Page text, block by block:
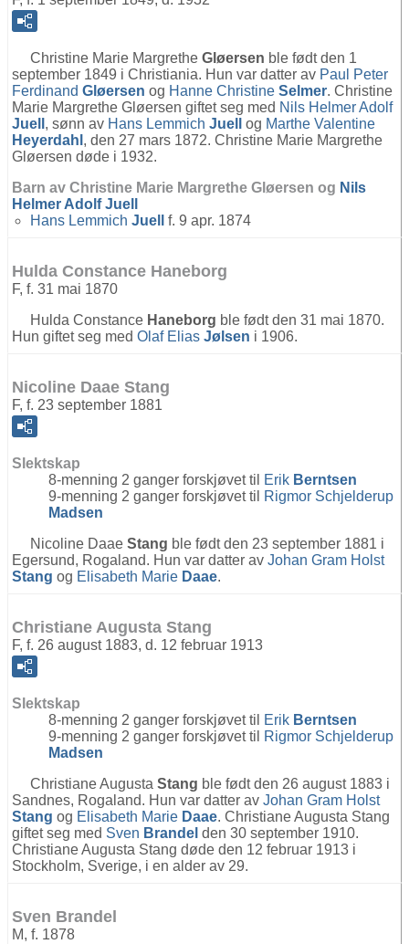
Christine Marie Margrethe Gløersen ble født den 1
september 1849 i Christiania. Hun var datter av Paul Peter
Ferdinand Gløersen og Hanne Christine Selmer. Christine
Marie Margrethe Gløersen giftet seg med Nils Helmer Adolf
Juell , sønn av Hans Lemmich Juell og Marthe Valentine
Heyerdahl , den 27 mars 1872. Christine Marie Margrethe
Gløersen døde i 1932.
Barn av Christine Marie Margrethe Gløersen og Nils
Helmer AdolfJuell
Hans Lemmich Juell f. 9 apr. 1874
Hulda Constance Haneborg
F, f. 31 mai 1870
Hulda Constance Haneborg ble født den 31 mai 1870.
Hun giftet seg med Olaf Elias Jølsen i 1906.
Nicoline Daae Stang
F, f. 23 september 1881
Slektskap
8-menning 2 ganger forskjøvet til
Erik Berntsen
9-menning 2 ganger forskjøvet til
Rigmor Schjelderup
Madsen
Nicoline Daae Stang ble født den 23 september 1881 i
Egersund, Rogaland. Hun var datter av Johan Gram Holst
Stang og Elisabeth Marie Daae.
Christiane Augusta Stang
F, f. 26 august 1883, d. 12 februar 1913
Slektskap
8-menning 2 ganger forskjøvet til
Erik Berntsen
9-menning 2 ganger forskjøvet til
Rigmor Schjelderup
Madsen
Christiane Augusta Stang ble født den 26 august 1883 i
Sandnes, Rogaland. Hun var datter av Johan Gram Holst
Stang og Elisabeth Marie Daae. Christiane Augusta Stang
giftet seg med Sven Brandel den 30 september 1910.
Christiane Augusta Stang døde den 12 februar 1913 i
Stockholm, Sverige, i en alder av 29.
Sven Brandel
M, f. 1878